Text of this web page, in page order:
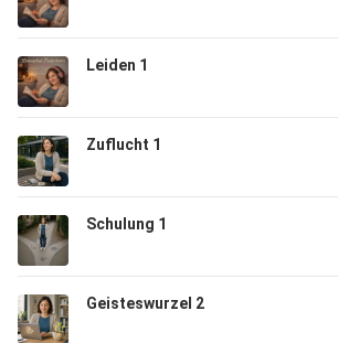
Leiden 1
Zuflucht 1
Schulung 1
Geisteswurzel 2